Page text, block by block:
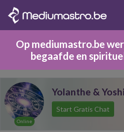
Op mediumastro.be
begaafde en
Online
Yolanthe & Yoshi
Start Gratis Chat